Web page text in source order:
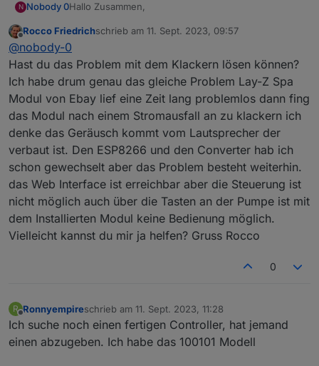
N Nobody 0Hallo Zusammen,
nach einigen Anlaufproblemen und einer Kalten
Lötstelle auf dem NodeMCU habe ich nun endlich
das Programm drauf bekommen und alles Verlötet.
Leider habe ich nun das nächste Problem, wenn ich
das Modul anschliesse und wieder Strom drauf
geben hört man aus dem inneren nur ein leises
Klackern, aber nichts geht.
Beim aufrufen der Webseite des Moduls bekomme
ich folgenden Fehler:
404: File Not Found
Geht die Weboberfläche nur wenn das Modul mit
der Pumpe verbunden ist?
Wo könnte das Klappern herkommen?
Ich habe einen Lay-Z.Spa AirJet Hawaii von 2020.
Offline
Rocco Friedrichschrieb am 11. Sept. 2023, 09:57
zuletzt editiert von
@nobody-0
Hast du das Problem mit dem Klackern lösen können?
Ich habe drum genau das gleiche Problem Lay-Z Spa
Modul von Ebay lief eine Zeit lang problemlos dann fing
das Modul nach einem Stromausfall an zu klackern ich
denke das Geräusch kommt vom Lautsprecher der
verbaut ist. Den ESP8266 und den Converter hab ich
schon gewechselt aber das Problem besteht weiterhin.
das Web Interface ist erreichbar aber die Steuerung ist
nicht möglich auch über die Tasten an der Pumpe ist mit
dem Installierten Modul keine Bedienung möglich.
Vielleicht kannst du mir ja helfen? Gruss Rocco
0
R
Offline
Ronnyempireschrieb am 11. Sept. 2023, 11:28
zuletzt editiert von
Ich suche noch einen fertigen Controller, hat jemand
einen abzugeben. Ich habe das 100101 Modell